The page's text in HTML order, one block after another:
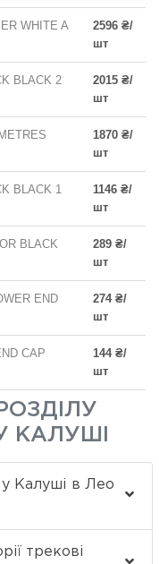
WHITE A
2596 ₴/
шт
BLACK 2
2015 ₴/
шт
1870 ₴/
шт
BLACK 1
1146 ₴/
шт
BLACK
289 ₴/
шт
END
274 ₴/
шт
CAP
144 ₴/
шт
КАЛУШІ
у Калуші в Лео
трекові